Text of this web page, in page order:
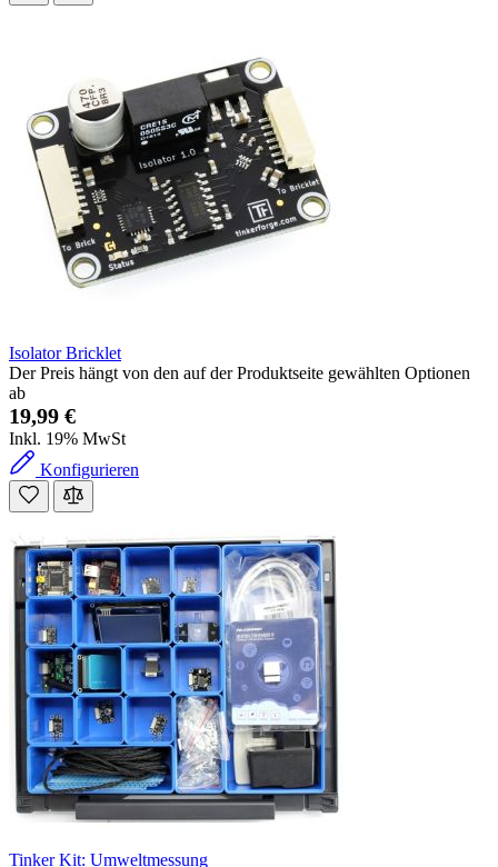
Isolator Bricklet
Der Preis hängt von den auf der Produktseite gewählten Optionen
ab
19,99 €
Inkl. 19% MwSt
Konfigurieren
Tinker Kit: Umweltmessung